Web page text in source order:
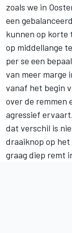
zoals we in
een
kunnen op korte
op middellange
per se een
van meer marge
vanaf het begin
over de remmen
agressief
dat verschil is
draaiknop op
graag diep remt